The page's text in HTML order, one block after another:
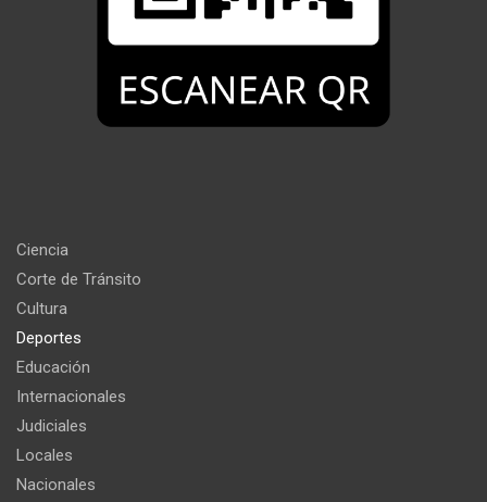
Ciencia
Corte de Tránsito
Cultura
Deportes
Educación
Internacionales
Judiciales
Locales
Nacionales